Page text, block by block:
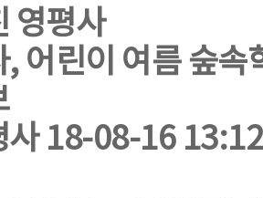
영평사
어린이 여름 숲속
사 18-08-16 13:12